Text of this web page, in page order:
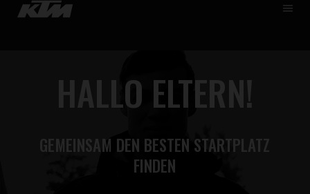
KARRIERE
JOBS FINDEN
HALLO ELTERN!
GEMEINSAM DEN BESTEN STARTPLATZ
FINDEN